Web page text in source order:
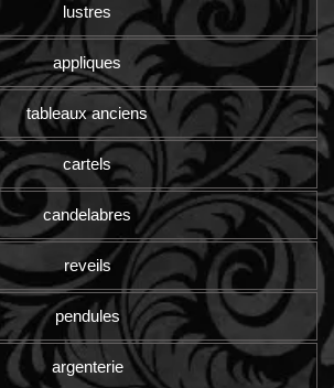
lustres
appliques
tableaux anciens
cartels
candelabres
reveils
pendules
argenterie